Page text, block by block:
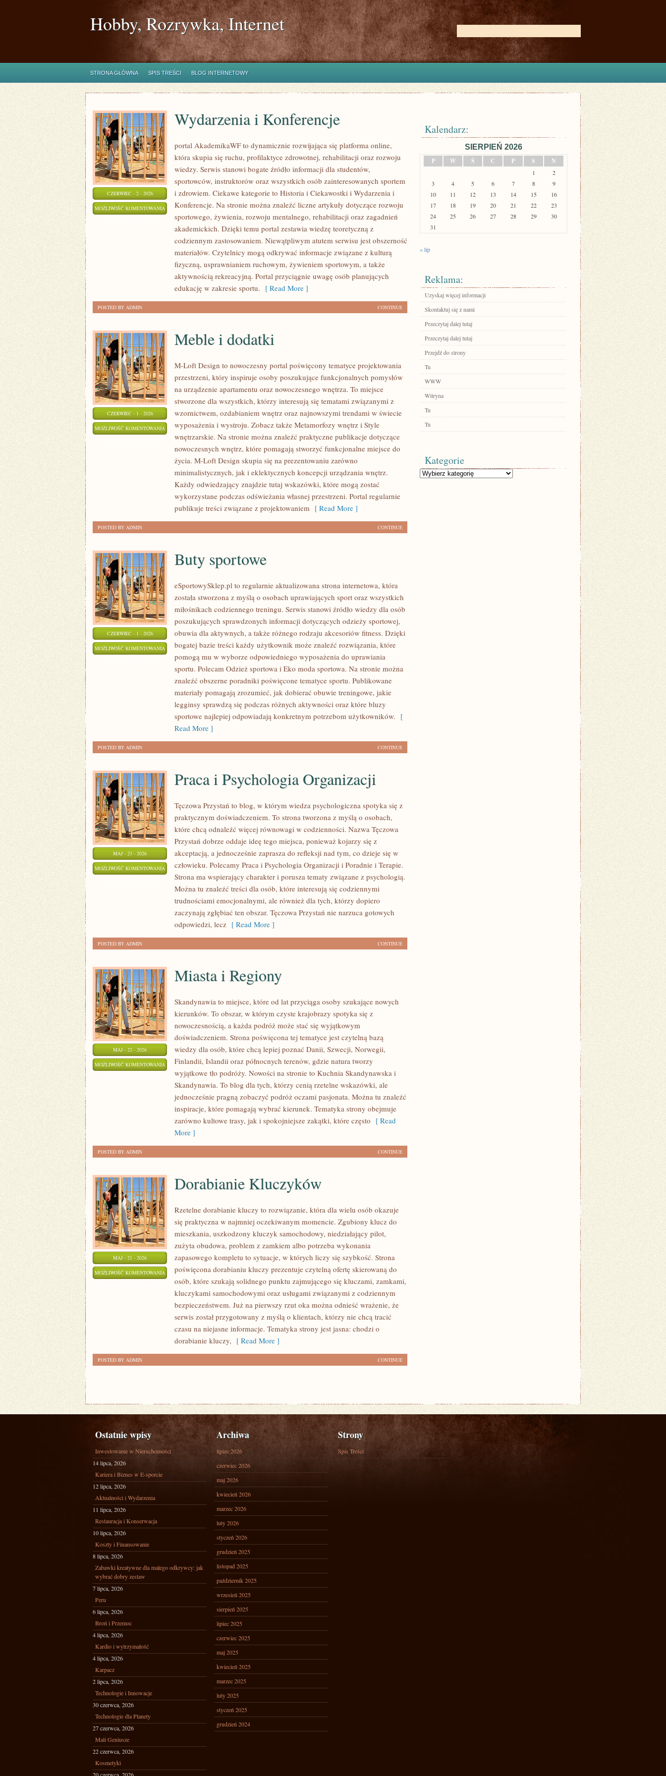
Hobby, Rozrywka, Internet
STRONA GŁÓWNA SPIS TREŚCI BLOG INTERNETOWY
CZERWIEC - 2 - 2026
MOŻLIWOŚĆ KOMENTOWANIA WYDARZENIA
KONFERENCJE
Wydarzenia i Konferencje
portal AkademikaWF to dynamicznie rozwijająca się platforma online,
która skupia się ruchu, profilaktyce zdrowotnej, rehabilitacji oraz rozwoju
wiedzy. Serwis stanowi bogate źródło informacji dla studentów,
sportowców, instruktorów oraz wszystkich osób zainteresowanych sportem
i zdrowiem. Ciekawe kategorie to Historia i Ciekawostki i Wydarzenia i
Konferencje. Na stronie można znaleźć liczne artykuły dotyczące rozwoju
sportowego, żywienia, rozwoju mentalnego, rehabilitacji oraz zagadnień
akademickich. Dzięki temu portal zestawia wiedzę teoretyczną z
codziennym zastosowaniem. Niewątpliwym atutem serwisu jest obszerność
materiałów. Czytelnicy mogą odkrywać informacje związane z kulturą
fizyczną, usprawnianiem ruchowym, żywieniem sportowym, a także
aktywnością rekreacyjną. Portal przyciągnie uwagę osób planujących
edukację w zakresie sportu. [ Read More ]
CONTINUE
POSTED BY ADMIN
CZERWIEC - 1 - 2026
MOŻLIWOŚĆ KOMENTOWANIA MEBLE
DODATKI
Meble i dodatki
M-Loft Design to nowoczesny portal poświęcony tematyce projektowania
przestrzeni, który inspiruje osoby poszukujące funkcjonalnych pomysłów
na urządzenie apartamentu oraz nowoczesnego wnętrza. To miejsce
stworzone dla wszystkich, którzy interesują się tematami związanymi z
wzornictwem, ozdabianiem wnętrz oraz najnowszymi trendami w świecie
wyposażenia i wystroju. Zobacz także Metamorfozy wnętrz i Style
wnętrzarskie. Na stronie można znaleźć praktyczne publikacje dotyczące
nowoczesnych wnętrz, które pomagają stworzyć funkcjonalne miejsce do
życia. M-Loft Design skupia się na prezentowaniu zarówno
minimalistycznych, jak i eklektycznych koncepcji urządzania wnętrz.
Każdy odwiedzający znajdzie tutaj wskazówki, które mogą zostać
wykorzystane podczas odświeżania własnej przestrzeni. Portal regularnie
publikuje treści związane z projektowaniem [ Read More ]
CONTINUE
POSTED BY ADMIN
CZERWIEC - 1 - 2026
MOŻLIWOŚĆ KOMENTOWANIA BUTY
SPORTOWE
Buty sportowe
eSportowySklep.pl to regularnie aktualizowana strona internetowa, która
została stworzona z myślą o osobach uprawiających sport oraz wszystkich
miłośnikach codziennego treningu. Serwis stanowi źródło wiedzy dla osób
poszukujących sprawdzonych informacji dotyczących odzieży sportowej,
obuwia dla aktywnych, a także różnego rodzaju akcesoriów fitness. Dzięki
bogatej bazie treści każdy użytkownik może znaleźć rozwiązania, które
pomogą mu w wyborze odpowiedniego wyposażenia do uprawiania
sportu. Polecam Odzież sportowa i Eko moda sportowa. Na stronie można
znaleźć obszerne poradniki poświęcone tematyce sportu. Publikowane
materiały pomagają zrozumieć, jak dobierać obuwie treningowe, jakie
legginsy sprawdzą się podczas różnych aktywności oraz które bluzy
sportowe najlepiej odpowiadają konkretnym potrzebom użytkowników. [
Read More ]
CONTINUE
POSTED BY ADMIN
MAJ - 23 - 2026
MOŻLIWOŚĆ KOMENTOWANIA PRACA
PSYCHOLOGIA
ORGANIZACJI
Praca i Psychologia Organizacji
Tęczowa Przystań to blog, w którym wiedza psychologiczna spotyka się z
praktycznym doświadczeniem. To strona tworzona z myślą o osobach,
które chcą odnaleźć więcej równowagi w codzienności. Nazwa Tęczowa
Przystań dobrze oddaje ideę tego miejsca, ponieważ kojarzy się z
akceptacją, a jednocześnie zaprasza do refleksji nad tym, co dzieje się w
człowieku. Polecamy Praca i Psychologia Organizacji i Poradnie i Terapie.
Strona ma wspierający charakter i porusza tematy związane z psychologią.
Można tu znaleźć treści dla osób, które interesują się codziennymi
trudnościami emocjonalnymi, ale również dla tych, którzy dopiero
zaczynają zgłębiać ten obszar. Tęczowa Przystań nie narzuca gotowych
odpowiedzi, lecz [ Read More ]
CONTINUE
POSTED BY ADMIN
MAJ - 22 - 2026
MOŻLIWOŚĆ KOMENTOWANIA MIASTA
REGIONY
Miasta i Regiony
Skandynawia to miejsce, które od lat przyciąga osoby szukające nowych
kierunków. To obszar, w którym czyste krajobrazy spotyka się z
nowoczesnością, a każda podróż może stać się wyjątkowym
doświadczeniem. Strona poświęcona tej tematyce jest czytelną bazą
wiedzy dla osób, które chcą lepiej poznać Danii, Szwecji, Norwegii,
Finlandii, Islandii oraz północnych terenów, gdzie natura tworzy
wyjątkowe tło podróży. Nowości na stronie to Kuchnia Skandynawska i
Skandynawia. To blog dla tych, którzy cenią rzetelne wskazówki, ale
jednocześnie pragną zobaczyć podróż oczami pasjonata. Można tu znaleźć
inspiracje, które pomagają wybrać kierunek. Tematyka strony obejmuje
zarówno kultowe trasy, jak i spokojniejsze zakątki, które często [ Read
More ]
CONTINUE
POSTED BY ADMIN
MAJ - 21 - 2026
MOŻLIWOŚĆ KOMENTOWANIA DORABIANIE
KLUCZYKÓW
Dorabianie Kluczyków
Rzetelne dorabianie kluczy to rozwiązanie, która dla wielu osób okazuje
się praktyczna w najmniej oczekiwanym momencie. Zgubiony klucz do
mieszkania, uszkodzony kluczyk samochodowy, niedziałający pilot,
zużyta obudowa, problem z zamkiem albo potrzeba wykonania
zapasowego kompletu to sytuacje, w których liczy się szybkość. Strona
poświęcona dorabianiu kluczy prezentuje czytelną ofertę skierowaną do
osób, które szukają solidnego punktu zajmującego się kluczami, zamkami,
kluczykami samochodowymi oraz usługami związanymi z codziennym
bezpieczeństwem. Już na pierwszy rzut oka można odnieść wrażenie, że
serwis został przygotowany z myślą o klientach, którzy nie chcą tracić
czasu na niejasne informacje. Tematyka strony jest jasna: chodzi o
dorabianie kluczy, [ Read More ]
CONTINUE
POSTED BY ADMIN
Kalendarz:
SIERPIEŃ 2026
P
W Ś C P S N
1
2
3
4 5 6 7 8
9
10
11 12 13 14 15
16
17
18 19 20 21 22
23
24
25 26 27 28 29
30
31
« lip
Reklama:
Uzyskaj więcej informacji
Skontaktuj się z nami
Przeczytaj dalej tutaj
Przeczytaj dalej tutaj
Przejdź do strony
Tu
WWW
Witryna
Tu
Tu
Kategorie
Kategorie
Ostatnie wpisy
Inwestowanie w Nieruchomości
14 lipca, 2026
Kariera i Biznes w E-sporcie
12 lipca, 2026
Aktualności i Wydarzenia
11 lipca, 2026
Restauracja i Konserwacja
10 lipca, 2026
Koszty i Finansowanie
8 lipca, 2026
Zabawki kreatywne dla małego odkrywcy: jak
wybrać dobry zestaw
7 lipca, 2026
Peru
6 lipca, 2026
Broń i Przemoc
4 lipca, 2026
Kardio i wytrzymałość
4 lipca, 2026
Karpacz
2 lipca, 2026
Technologie i Innowacje
30 czerwca, 2026
Technologie dla Planety
27 czerwca, 2026
Mali Geniusze
22 czerwca, 2026
Kosmetyki
Archiwa
lipiec 2026
czerwiec 2026
maj 2026
kwiecień 2026
marzec 2026
luty 2026
styczeń 2026
grudzień 2025
listopad 2025
październik 2025
wrzesień 2025
sierpień 2025
lipiec 2025
czerwiec 2025
maj 2025
kwiecień 2025
marzec 2025
luty 2025
styczeń 2025
grudzień 2024
Strony
Spis Treści